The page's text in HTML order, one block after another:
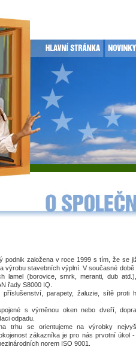
podnik založena v roce 1999 s tím, že se
výrobu stavebních výplní. V současné
lamel (borovice, smrk, meranti, dub
řady S8000 IQ.
parapety, žaluzie, sítě proti
s výměnou oken nebo dveří,
odpadu.
trhu se orientujeme na výrobky
zákazníka je pro nás prvotní úkol
norem ISO 9001.